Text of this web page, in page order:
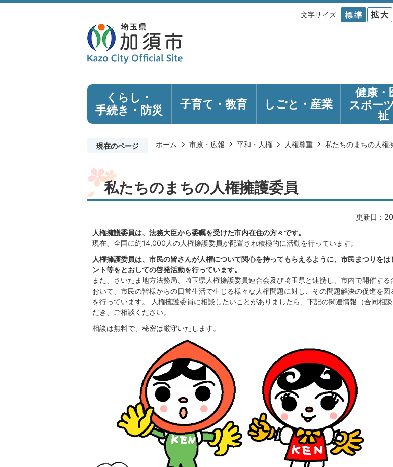
文字サイズ
くらし・
手続き ・防災 子育て・教育 しごと・産業
健康・
スポー
祉
現在のページ ホーム 市政・広報 平和・人権 人権尊重 私たちのまちの人権
私たちのまちの人権擁護委員
更新日：
人権擁護委員は、法務大臣から委嘱を受けた市内在住の方々です。
現在、全国に約14,000人の人権擁護委員が配置され積極的に活動を行っています。
人権擁護委員は、市民の皆さんが人権について関心を持ってもらえるように、市民まつりをは
ント等をとおしての啓発活動を行っています。
また、さいたま地方法務局、埼玉県人権擁護委員連合会及び埼玉県と連携し、市内で開催する
おいて、市民の皆様からの日常生活で生じる様々な人権問題に対し、その問題解決の促進を図
を行っています。 人権擁護委員に相談したいことがありましたら、下記の関連情報（合同相
だき、ご相談ください。
相談は無料で、秘密は厳守いたします。